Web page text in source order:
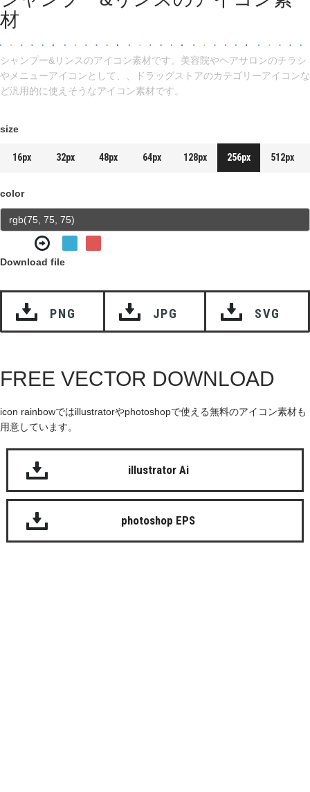
材
シャンプー&リンスのアイコン素材です。美容院やヘアサロンのチラシ
やメニューアイコンとして、、ドラッグストアのカテゴリーアイコンな
ど汎用的に使えそうなアイコン素材です。
size
16px 32px 48px 64px 128px 256px 512px
color
Download file
PNG JPG SVG
FREE VECTOR DOWNLOAD
icon rainbowではillustratorやphotoshopで使える無料のアイコン素材も
用意しています。
illustrator Ai
photoshop EPS